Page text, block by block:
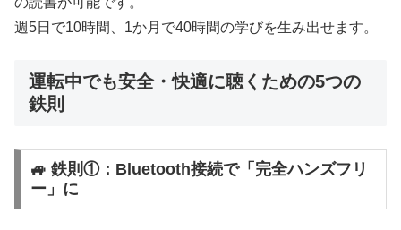
週5日で10時間、1か月で40時間の学びを生み出せます。
運転中でも安全・快適に聴くための5つの
鉄則
🚙 鉄則①：Bluetooth接続で「完全ハンズフリ
ー」に